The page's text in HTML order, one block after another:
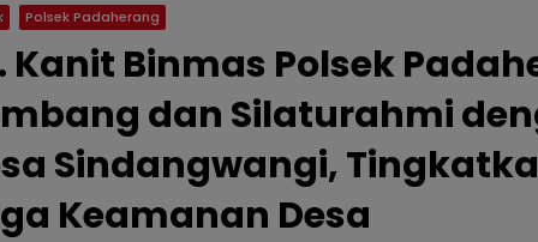
Polsek Padaherang
Kanit Binmas Polsek
dan Silaturahmi
Sindangwangi,
Keamanan Desa